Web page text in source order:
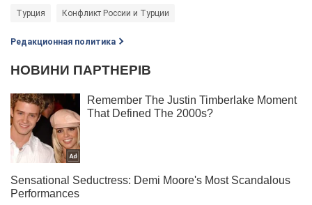
Турция Конфликт России и Турции
Редакционная политика